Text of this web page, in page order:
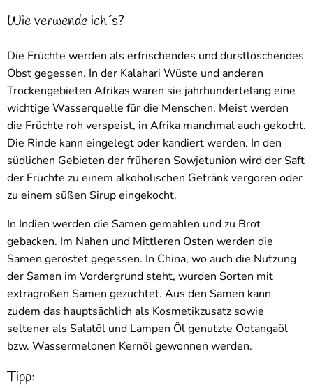
Wie verwende ich´s?
Die Früchte werden als erfrischendes und durstlöschendes
Obst gegessen. In der Kalahari Wüste und anderen
Trockengebieten Afrikas waren sie jahrhundertelang eine
wichtige Wasserquelle für die Menschen. Meist werden
die Früchte roh verspeist, in Afrika manchmal auch gekocht.
Die Rinde kann eingelegt oder kandiert werden. In den
südlichen Gebieten der früheren Sowjetunion wird der Saft
der Früchte zu einem alkoholischen Getränk vergoren oder
zu einem süßen Sirup eingekocht.
In Indien werden die Samen gemahlen und zu Brot
gebacken. Im Nahen und Mittleren Osten werden die
Samen geröstet gegessen. In China, wo auch die Nutzung
der Samen im Vordergrund steht, wurden Sorten mit
extragroßen Samen gezüchtet. Aus den Samen kann
zudem das hauptsächlich als Kosmetikzusatz sowie
seltener als Salatöl und Lampen Öl genutzte Ootangaöl
bzw. Wassermelonen Kernöl gewonnen werden.
Tipp: